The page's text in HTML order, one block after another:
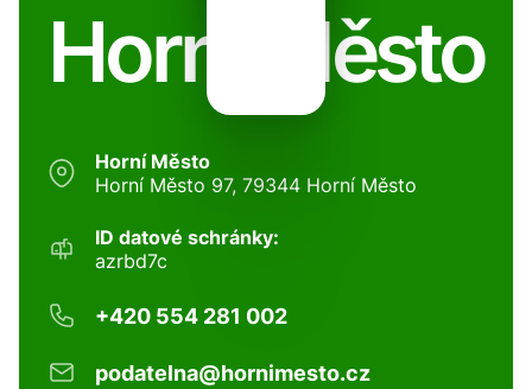
Horní Město
Horní Město
Horní Město 97, 79344 Horní Město
ID datové schránky:
azrbd7c
+420 554 281 002
podatelna@hornimesto.cz